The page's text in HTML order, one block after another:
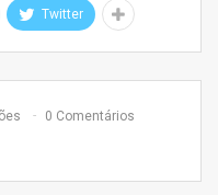
Twitter
0 Comentários